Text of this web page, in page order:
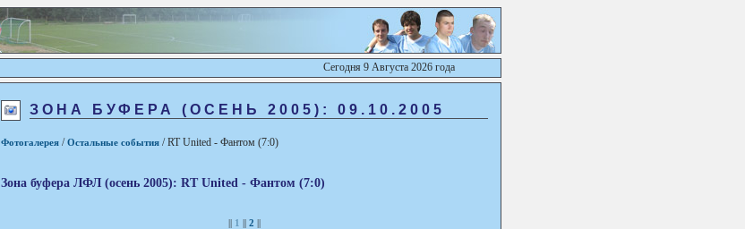
Сегодня 9 Августа 2026 года
ЗОНА БУФЕРА (ОСЕНЬ 2005): 0 9 .10.2005
Фотогалерея/Остальные события/ RT United - Фантом (7:0)
Зона буфера ЛФЛ (осень 2005): RT United - Фантом (7:0)
|| 1 || 2 ||